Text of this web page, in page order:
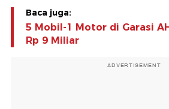
Baca juga:
5 Mobil-1 Motor di Garasi
Rp 9 Miliar
ADVERTISEMENT